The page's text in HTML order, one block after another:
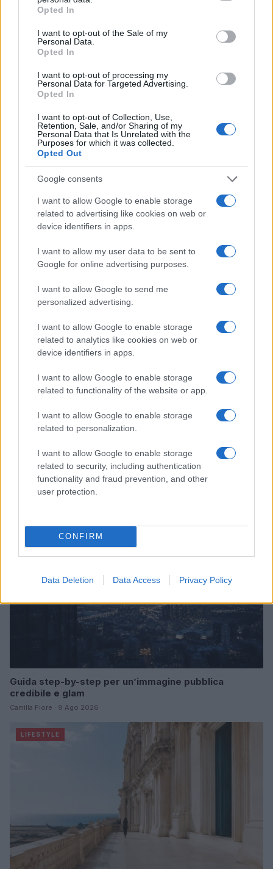
grant or deny consent to Google and its third-party tags to
use your data for below specified purposes in below Google
consent section.
Opted In
I want to opt-out of the Sale of my
Personal Data.
Opted In
I want to opt-out of processing my
Personal Data for Targeted Advertising.
Opted In
I want to opt-out of Collection, Use,
Retention, Sale, and/or Sharing of my
Personal Data that Is Unrelated with the
Purposes for which it was collected.
Opted Out
Google consents
I want to allow Google to enable storage
related to advertising like cookies on web or
device identifiers in apps.
I want to allow my user data to be sent to
Google for online advertising purposes.
I want to allow Google to send me
personalized advertising.
I want to allow Google to enable storage
related to analytics like cookies on web or
device identifiers in apps.
I want to allow Google to enable storage
related to functionality of the website or app.
I want to allow Google to enable storage
related to personalization.
I want to allow Google to enable storage
related to security, including authentication
functionality and fraud prevention, and other
user protection.
CONFIRM
Data Deletion Data Access Privacy Policy
creatività. La capsule collection, disponibile per un
periodo limitato, unisce l’artigianalità di Golden
Goose con l’estetica contemporanea di
shirt. Ogni pezzo diventa un oggetto da collezione
quotidiana.0
AUTORE
Staff
Continua a leggere
Guida step-by-step per un’immagine pubblica
credibile e glam
Camilla Fiore · 9 Ago 2026
LIFESTYLE